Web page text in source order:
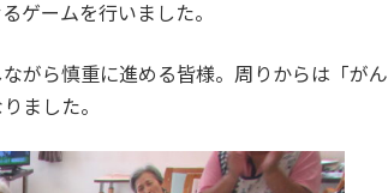
ゲームを行いました。
がら慎重に進める皆様。周りからは「がん
ました。